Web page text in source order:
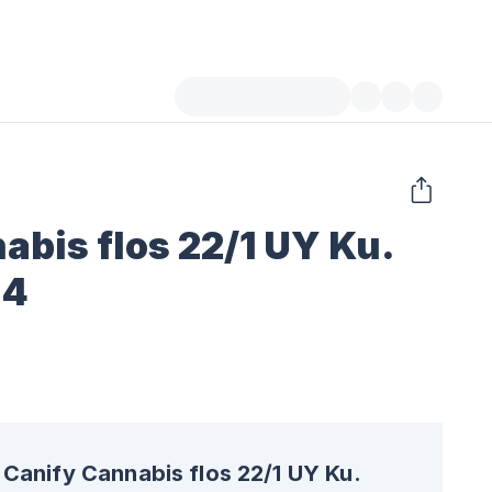
flos 22/1 UY Ku.
Canify Cannabis flos 22/1 UY Ku.